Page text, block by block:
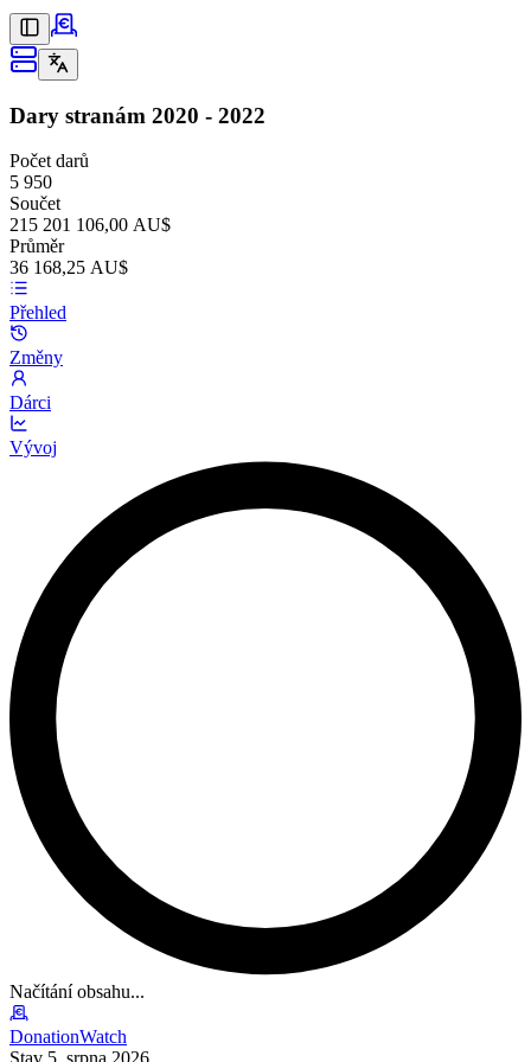
Dary stranám 2020 - 2022
Počet darů
5 950
Součet
215 201 106,00 AU$
Průměr
36 168,25 AU$
Přehled
Změny
Dárci
Vývoj
Načítání obsahu...
DonationWatch
Stav 5. srpna 2026